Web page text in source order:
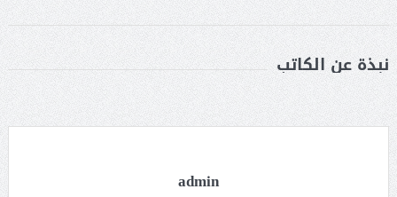
نبذة عن الكاتب
admin